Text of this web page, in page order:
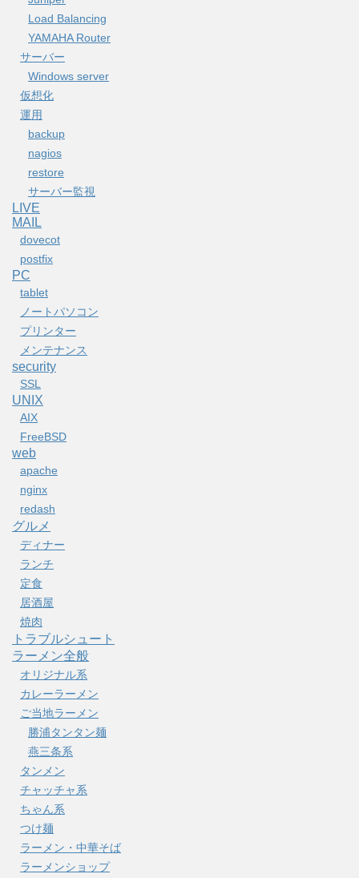
Load Balancing
YAMAHA Router
サーバー
Windows server
仮想化
運用
backup
nagios
restore
サーバー監視
LIVE
MAIL
dovecot
postfix
PC
tablet
ノートパソコン
プリンター
メンテナンス
security
SSL
UNIX
AIX
FreeBSD
web
apache
nginx
redash
グルメ
ディナー
ランチ
定食
居酒屋
焼肉
トラブルシュート
ラーメン全般
オリジナル系
カレーラーメン
ご当地ラーメン
勝浦タンタン麺
燕三条系
タンメン
チャッチャ系
ちゃん系
つけ麺
ラーメン・中華そば
ラーメンショップ